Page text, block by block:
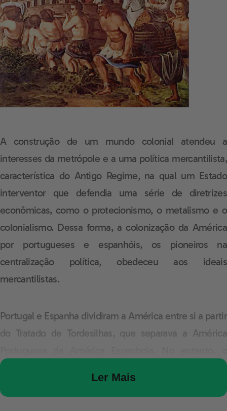
A construção de um mundo colonial atendeu a
interesses da metrópole e a uma política mercantilista,
característica do Antigo Regime, na qual um Estado
interventor que defendia uma série de diretrizes
econômicas, como o protecionismo, o metalismo e o
colonialismo. Dessa forma, a colonização da América
por portugueses e espanhóis, os pioneiros na
centralização política, obedeceu aos ideais
mercantilistas.
Portugal e Espanha dividiram a América entre si a partir
do Tratado de Tordesilhas, que separava a América
processo de colonização realizado por portugueses e
espanhóis se diferenciou. Portugal investiu em um
Ler Mais